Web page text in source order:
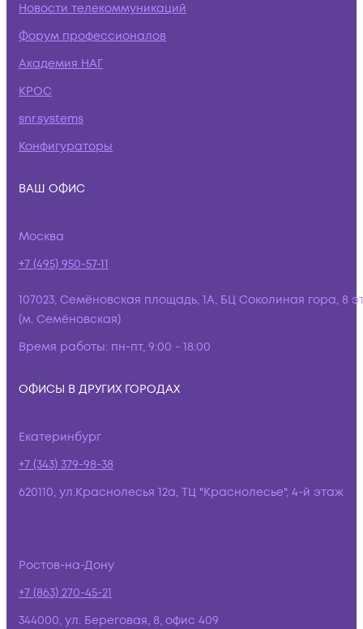
Новости телекоммуникаций
Форум профессионалов
Академия НАГ
КРОС
snr.systems
Конфигураторы
ВАШ ОФИС
Москва
+7 (495) 950-57-11
107023, Семёновская площадь, 1А, БЦ Соколиная гора, 8
(м. Семёновская)
Время работы: пн-пт, 9:00 - 18:00
ОФИСЫ В ДРУГИХ ГОРОДАХ
Екатеринбург
+7 (343) 379-98-38
620110, ул.Краснолесья 12а, ТЦ "Краснолесье", 4-й этаж
Ростов-на-Дону
+7 (863) 270-45-21
344000, ул. Береговая, 8, офис 409